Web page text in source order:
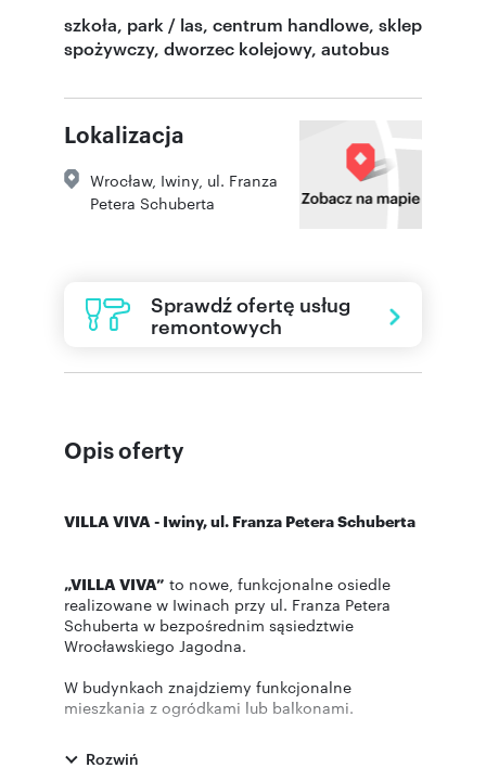
szkoła, park / las, centrum handlowe, sklep
spożywczy, dworzec kolejowy, autobus
Lokalizacja
Wrocław, Iwiny ul. Franza
Petera Schuberta
Sprawdź ofertę usług
remontowych
Opis oferty
VILLA VIVA - Iwiny, ul. Franza Petera Schuberta
„VILLA VIVA” to nowe, funkcjonalne osiedle
realizowane w Iwinach przy ul. Franza Petera
Schuberta w bezpośrednim sąsiedztwie
Wrocławskiego Jagodna.
W budynkach znajdziemy funkcjonalne
mieszkania z ogródkami lub balkonami.
Rozwiń